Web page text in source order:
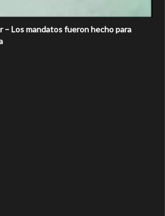
– Los mandatos fueron hecho para